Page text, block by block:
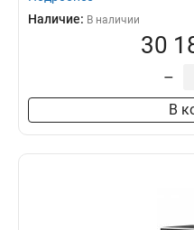
Наличие: В наличии
30
–
В